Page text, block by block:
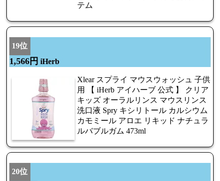
テム
19位
1,566円 iHerb
Xlear スプライ マウスウォッシュ 子供
用 【 iHerb アイハーブ 公式 】 クリア
キッズ オーラルリンス マウスリンス
洗口液 Spry キシリトール カルシウム
カモミール アロエ リキッド ナチュラ
ルバブルガム 473ml
20位